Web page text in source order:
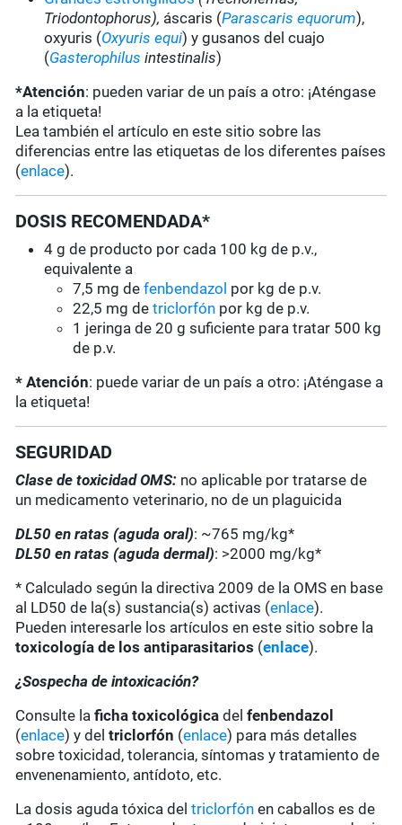
Triodontophorus), áscaris (Parascaris equorum),
oxyuris (Oxyuris equi) y gusanos del cuajo
(Gasterophilus intestinalis)
*Atención: pueden variar de un país a otro: ¡Aténgase
a la etiqueta!
Lea también el artículo en este sitio sobre las
diferencias entre las etiquetas de los diferentes países
(enlace).
DOSIS RECOMENDADA*
4 g de producto por cada 100 kg de p.v.,
equivalente a
7,5 mg defenbendazol por kg de p.v.
22,5 mg detriclorfón por kg de p.v.
1 jeringa de 20 g suficiente para tratar 500 kg
de p.v.
* Atención: puede variar de un país a otro: ¡Aténgase a
la etiqueta!
SEGURIDAD
Clase de toxicidad OMS: no aplicable por tratarse de
un medicamento veterinario, no de un plaguicida
DL50 en ratas (aguda oral): ~765 mg/kg*
DL50 en ratas (aguda dermal): >2000 mg/kg*
* Calculado según la directiva 2009 de la OMS en base
al LD50 de la(s) sustancia(s) activas (enlace).
Pueden interesarle los artículos en este sitio sobre la
toxicología de los antiparasitarios (enlace).
¿Sospecha de intoxicación?
Consulte laficha toxicológica delfenbendazol
(enlace) y deltriclorfón (enlace) para más detalles
sobre toxicidad, tolerancia, síntomas y tratamiento de
envenenamiento, antídoto, etc.
La dosis aguda tóxica deltriclorfón en caballos es de